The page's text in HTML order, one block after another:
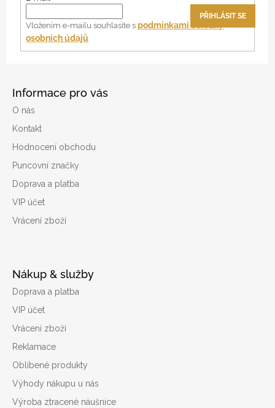
Informace pro vás
O nás
Kontakt
Hodnocení obchodu
Puncovní značky
Doprava a platba
VIP účet
Vrácení zboží
Nákup & služby
Doprava a platba
VIP účet
Vrácení zboží
Reklamace
Oblíbené produkty
Výhody nákupu u nás
Výroba ztracené náušnice
Vložením e-mailu souhlasíte spodmínkami ochrany
osobních údajů
PŘIHLÁSIT SE